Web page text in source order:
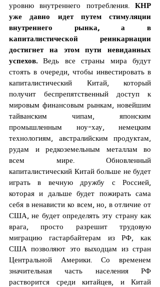
уровню внутреннего потребления. КНР
уже давно идет путем стимуляции
внутреннего рынка, а в
капиталистической реинкарнации
достигнет на этом пути невиданных
успехов.
Ведь все страны мира будут
стоять в очереди, чтобы инвестировать в
капиталистический Китай, который
получит беспрепятственный доступ к
мировым финансовым рынкам, новейшим
тайванским чипам, японским
промышленным ноу-хау, немецким
технологиям, австралийским продуктам,
рудам и редкоземельным металлам во
всем мире. Обновленный
капиталистический Китай больше не будет
играть в вечную дружбу с Россией,
которая и дальше будет пожирать сама
себя в ненависти ко всем, но, в отличие от
США, не будет определять эту страну как
врага, просто разрешит трудовую
миграцию гастарбайтерам из РФ, как
США позволяют это выходцам из стран
Центральной Америки. Со временем
значительная часть населения РФ
растворится среди китайцев, и Китай